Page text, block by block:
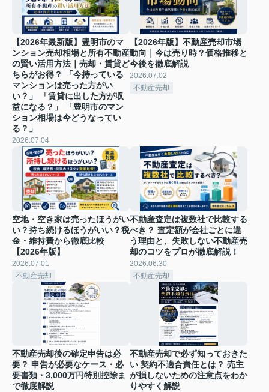
【2026年最新版】豊明市のマ
ンション売却相場と所有不動産
の賢い活用方法｜売却・賃貸ど
ちらがお得？ 「今持っている
マンションは売った方がい
い？」 「賃貸に出した方が収
益になる？」 「豊明市のマン
ション相場は今どうなってい
る？」
2026.07.04
【2026年版】不動産売却市場
動向｜今は売り時？価格推移と
今後を徹底解説
2026.07.02
不動産売却
空地・空き家は売ったほうがい
い？持ち続けるほうがいい？税
金・維持費から徹底比較
【2026年版】
2026.07.01
不動産売却
不動産査定は複数社で比較する
べき？ 査定額が会社ごとに違
う理由と、失敗しない不動産売
却のコツをプロが徹底解説！
2026.06.30
不動産売却
不動産売却後の確定申告は必
要？ 申告が必要なケース・必
要書類・3,000万円特別控除ま
で徹底解説
不動産売却で必ず知っておきた
い 契約不適合責任とは？ 売主
が損しないための注意点をわか
りやすく解説